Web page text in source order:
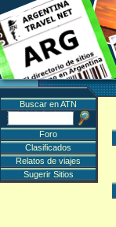
Buscar en ATN
Foro
Clasificados
Relatos de viajes
Sugerir Sitios